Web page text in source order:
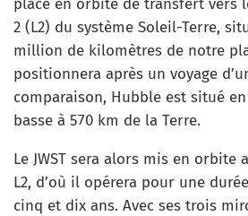
placé en orbite de transfert vers
2 (L2) du système Soleil-Terre,
million de kilomètres de notre
positionnera après un voyage
comparaison, Hubble est situé
basse à 570 km de la Terre.
Le JWST sera alors mis en
L2, d’où il opérera pour une
cinq et dix ans. Avec ses trois